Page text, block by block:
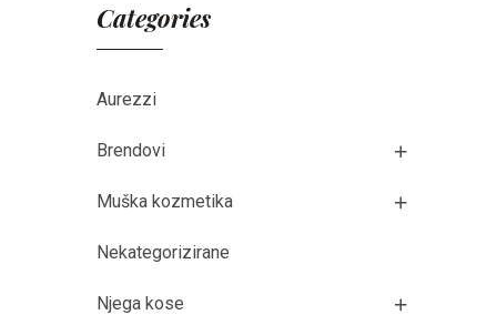
Categories
Aurezzi
Brendovi
Muška kozmetika
Nekategorizirane
Njega kose